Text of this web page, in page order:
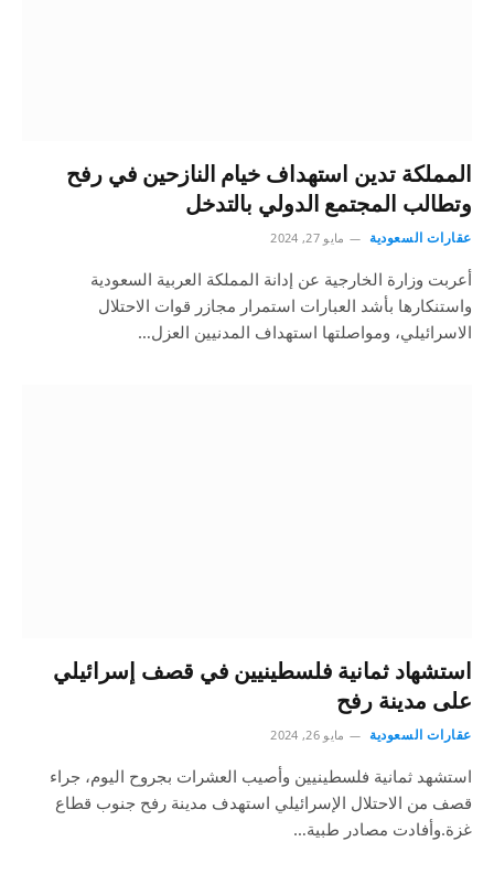
المملكة تدين استهداف خیام النازحين في رفح
وتطالب المجتمع الدولي بالتدخل
عقارات السعودية مايو 27, 2024
أعربت وزارة الخارجية عن إدانة المملكة العربية السعودية
واستنكارها بأشد العبارات استمرار مجازر قوات الاحتلال
الاسرائيلي، ومواصلتها استهداف المدنيين العزل…
استشهاد ثمانية فلسطينيين في قصف إسرائيلي
على مدينة رفح
عقارات السعودية مايو 26, 2024
استشهد ثمانية فلسطينيين وأصيب العشرات بجروح اليوم، جراء
قصف من الاحتلال الإسرائيلي استهدف مدينة رفح جنوب قطاع
غزة.وأفادت مصادر طبية…